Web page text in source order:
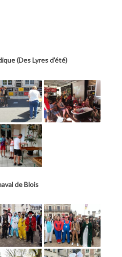
(Des Lyres d’été)
de Blois